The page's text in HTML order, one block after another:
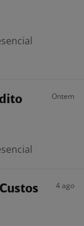
Ontem
4 ago